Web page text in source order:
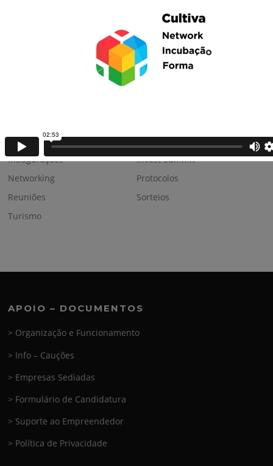
Novembro 2023
Junho 2023
Janeiro 2023
Business
Fóruns
Inaugurações
Invest Summit
Networking
Protocolos
Reuniões
Sorteios
Turismo
APOIO – DOCUMENTOS
> Organização e Funcionamento
> Info – Cauções
> Empresas Sediadas
> Formulário de Candidatura
> Suporte ao Empreendedor
> Política de Privacidade